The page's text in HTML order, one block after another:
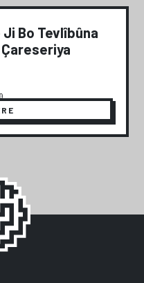
Bo Tevlîbûna